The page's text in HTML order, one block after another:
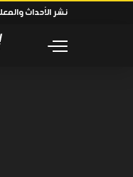
نشر الأحداث